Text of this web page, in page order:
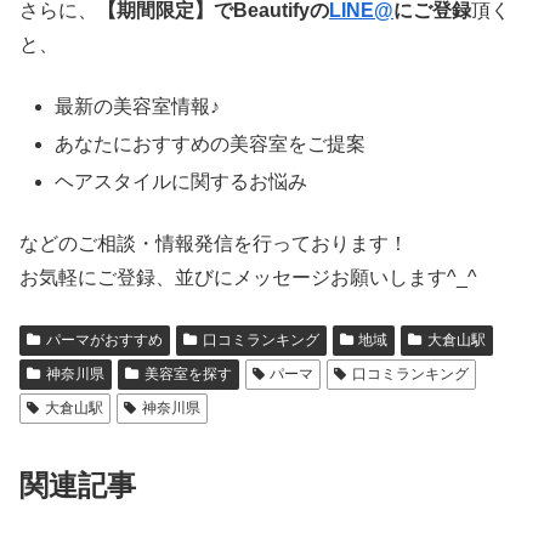
さらに、 【期間限定】でBeautifyのLINE@にご登録頂く
と、
最新の美容室情報♪
あなたにおすすめの美容室をご提案
ヘアスタイルに関するお悩み
などのご相談・情報発信を行っております！
お気軽にご登録、並びにメッセージお願いします^_^
パーマがおすすめ 口コミランキング 地域
大倉山駅
神奈川県
美容室を探す パーマ
口コミランキング
大倉山駅
神奈川県
関連記事